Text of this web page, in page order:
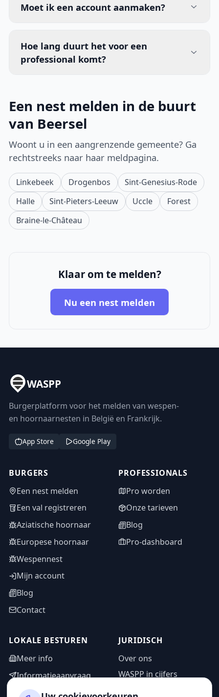
Moet ik een account aanmaken?
Hoe lang duurt het voor een
professional komt?
Een nest melden in de buurt
van Beersel
Woont u in een aangrenzende gemeente? Ga
rechtstreeks naar haar meldpagina.
Linkebeek Drogenbos
Sint-Genesius-Rode
Halle
Sint-Pieters-Leeuw Uccle
Forest
Braine-le-Château
Klaar om te melden?
Nu een nest melden
WASPP
Burgerplatform voor het melden van wespen-
en hoornaarnesten in België en Frankrijk.
App Store Google Play
BURGERS
Een nest melden
Een val registreren
Aziatische hoornaar
Europese hoornaar
Wespennest
Mijn account
Blog
Contact
PROFESSIONALS
Pro worden
Onze tarieven
Blog
Pro-dashboard
LOKALE BESTUREN
Meer info
Informatieaanvraag
Adminzone
JURIDISCH
Over ons
WASPP in cijfers